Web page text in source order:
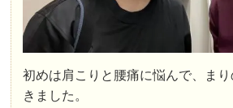
初めは肩こりと腰痛に悩んで、ま
きました。